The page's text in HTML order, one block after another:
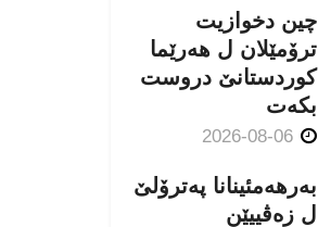
چین دخوازیت
ترۆمێلان ل هەرێما
كوردستانێ دروست
بكەت
بەرهەمئینانا په‌ترۆلێ
ل زه‌ڤییێن